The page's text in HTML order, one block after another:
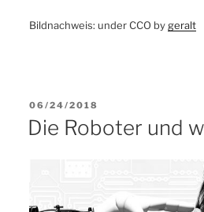
Bildnachweis: under CCO bygeralt
VERÖFFENTLICHT
06/24/2018
Die Roboter und